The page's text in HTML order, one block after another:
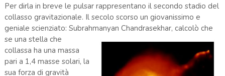
Per dirla in breve le pulsar rappresentano il secondo stadio del
collasso gravitazionale. Il secolo scorso un giovanissimo e
geniale scienziato: Subrahmanyan Chandrasekhar, calcolò che
se una stella che
collassa ha una massa
pari a 1,4 masse solari, la
sua forza di gravità